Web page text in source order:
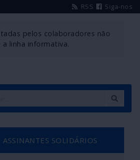
RSS Siga-nos
pelos colaboradores não
linha informativa.
ASSINANTES SOLIDÁRIOS